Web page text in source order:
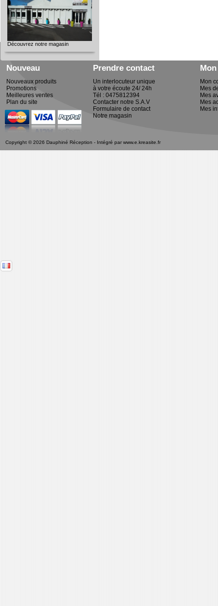
Découvrez notre magasin
Nouveau
Nouveaux produits
Promotions
Plan du site
Copyright © 2026 Dauphiné Réception - Intégré par
Un interlocuteur unique
à votre écoute 24/ 24h
Contacter notre S.A.V
Formulaire de contact
Notre magasin
Mon
Mes
Mes
Mes